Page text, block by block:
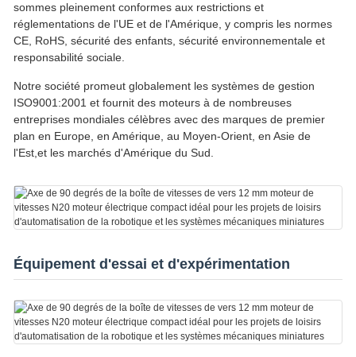
sommes pleinement conformes aux restrictions et
réglementations de l'UE et de l'Amérique, y compris les normes
CE, RoHS, sécurité des enfants, sécurité environnementale et
responsabilité sociale.
Notre société promeut globalement les systèmes de gestion
ISO9001:2001 et fournit des moteurs à de nombreuses
entreprises mondiales célèbres avec des marques de premier
plan en Europe, en Amérique, au Moyen-Orient, en Asie de
l'Est,et les marchés d'Amérique du Sud.
Équipement d'essai et d'expérimentation